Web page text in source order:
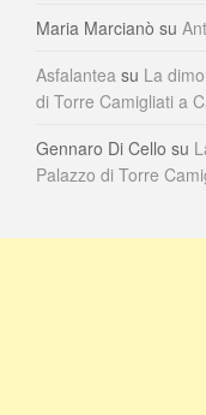
Maria Marcianò su
Asfalantea su La
di Torre Camigliati a
Gennaro Di Cello su
Palazzo di Torre